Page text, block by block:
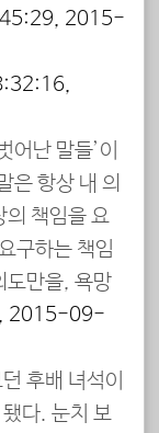
2015-
어난 말들’이
은 항상 내 의
의 책임을 요
구하는 책임
도만을, 욕망
2015-09-
후배 녀석이
다. 눈치 보